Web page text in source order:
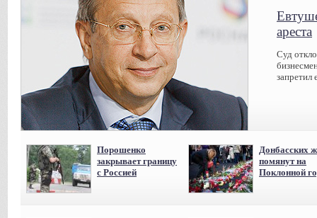
ареста
Суд
запретил
Порошенко
закрывает границу
с Россией
Донбасских
помянут на
Поклонной